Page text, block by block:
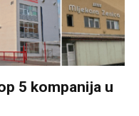
5 kompanija u